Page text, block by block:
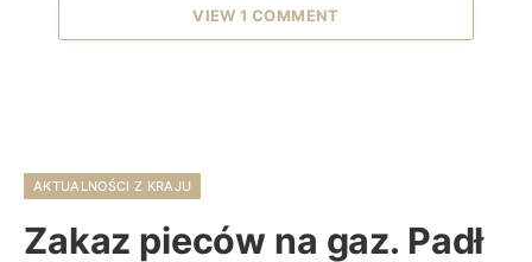
VIEW 1 COMMENT
AKTUALNOŚCI Z KRAJU
Zakaz pieców na gaz. Padł